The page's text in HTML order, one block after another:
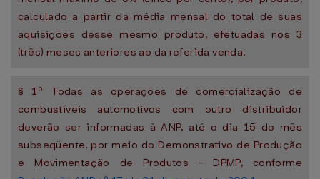
calculado a partir da média mensal do total de suas
aquisições desse mesmo produto, efetuadas nos 3
(três) meses anteriores ao da referida venda.
§ 1º Todas as operações de comercialização de
combustíveis automotivos com outro distribuidor
deverão ser informadas à ANP, até o dia 15 do mês
subseqüente, por meio do Demonstrativo de Produção
e Movimentação de Produtos - DPMP, conforme